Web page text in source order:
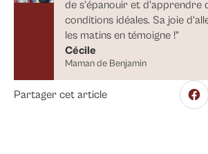
de s’épanouir et d'apprendre
conditions idéales. Sa joie
les matins en témoigne !”
Cécile
Maman de Benjamin
Partager cet article